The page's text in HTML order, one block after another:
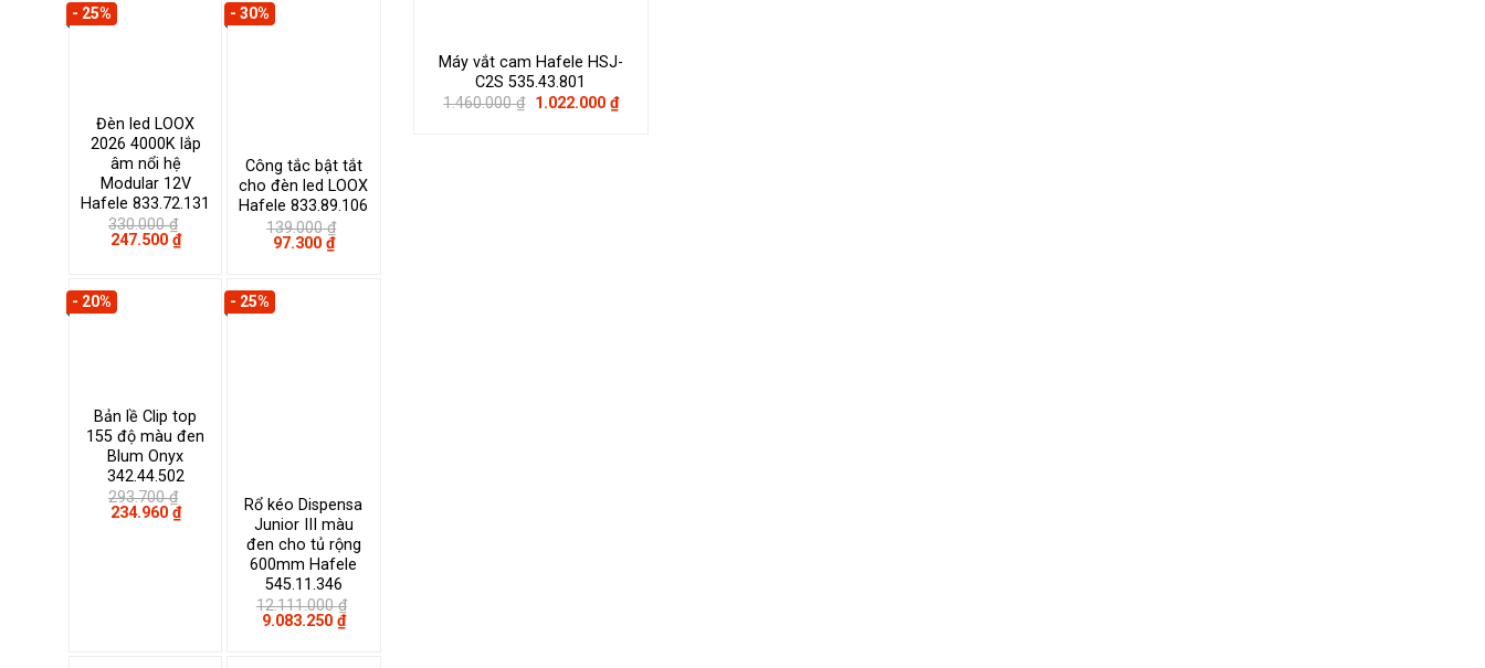
- 25%
Đèn led LOOX
2026 4000K lắp
âm nổi hệ
Modular 12V
Hafele 833.72.131
330.000₫
Giá
247.500 ₫Giá
hiện
247.500 ₫.
- 30%
Công tắc bật tắt
cho đèn led LOOX
Hafele 833.89.106
139.000₫
Giá
139.000 ₫.
97.300 ₫Giá
hiện
- 20%
Bản lề Clip top
155 độ màu đen
Blum Onyx
342.44.502
293.700₫
Giá
234.960 ₫Giá
234.960 ₫.
- 25%
Rổ kéo Dispensa
Junior III màu
đen cho tủ rộng
600mm Hafele
545.11.346
12.111.000₫
Giá
9.083.250 ₫Giá
hiện
Máy vắt cam Hafele HSJ-
C2S 535.43.801
1.460.000₫ Giá
1.022.000 ₫Giá
hiện